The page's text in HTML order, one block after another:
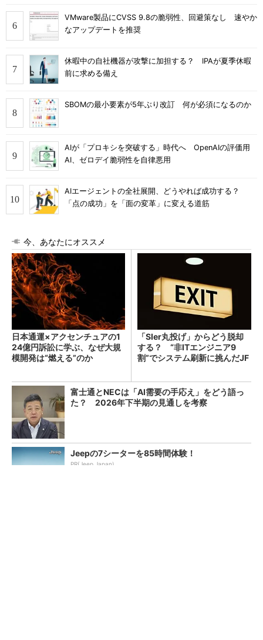
VMware製品にCVSS 9.8の脆弱性、回避策なし 速やか
なアップデートを推奨
休暇中の自社機器が攻撃に加担する？ IPAが夏季休暇
前に求める備え
SBOMの最小要素が5年ぶり改訂 何が必須になるのか
AIが「プロキシを突破する」時代へ OpenAIの評価用
AI、ゼロデイ脆弱性を自律悪用
AIエージェントの全社展開、どうやれば成功する？
「点の成功」を「面の変革」に変える道筋
今、あなたにオススメ
日本通運×アクセンチュアの1
24億円訴訟に学ぶ、なぜ大規
模開発は“燃える”のか
「SIer丸投げ」からどう脱却
する？ “非ITエンジニア9
割”でシステム刷新に挑んだJF
富士通とNECは「AI需要の手応え」をどう語っ
た？ 2026年下半期の見通しを考察
Jeepの7シーターを85時間体験！
PR(Jeep Japan)